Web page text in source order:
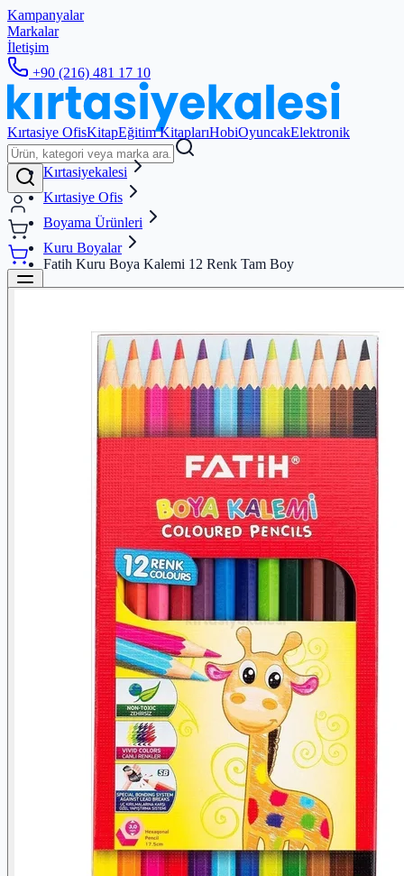
Kampanyalar
Markalar
İletişim
+90 (216) 481 17 10
Kırtasiye OfisKitapEğitim KitaplarıHobiOyuncakElektronik
Kırtasiyekalesi
Kırtasiye Ofis
Boyama Ürünleri
Kuru Boyalar
Fatih Kuru Boya Kalemi 12 Renk Tam Boy